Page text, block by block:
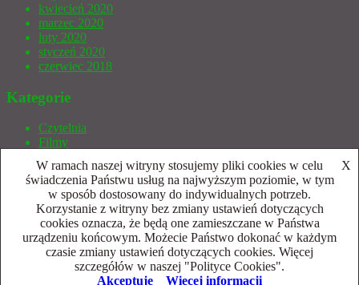
kwiecień 2020
marzec 2020
luty 2020
styczeń 2020
czerwiec 2018
Kategorie
Czytelnia
Filmy
Gry Wideo
Indycza Armata
Inne
Publicystyka
Retro
Sprzęt
Dumnie wspierane przez WordPressa|Szablon:FlyMag
W ramach naszej witryny stosujemy pliki cookies w celu
świadczenia Państwu usług na najwyższym poziomie, w tym
w sposób dostosowany do indywidualnych potrzeb.
Korzystanie z witryny bez zmiany ustawień dotyczących
cookies oznacza, że będą one zamieszczane w Państwa
urządzeniu końcowym. Możecie Państwo dokonać w każdym
czasie zmiany ustawień dotyczących cookies. Więcej
szczegółów w naszej "Polityce Cookies".
X
Akceptuję Więcej informacji